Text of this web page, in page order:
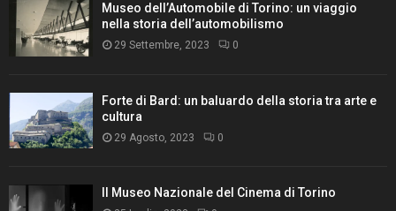
Museo dell’Automobile di Torino: un viaggio
nella storia dell’automobilismo
29 Settembre, 2023 0
Forte di Bard: un baluardo della storia tra arte e
cultura
29 Agosto, 2023 0
Il Museo Nazionale del Cinema di Torino